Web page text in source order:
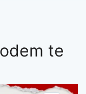
te